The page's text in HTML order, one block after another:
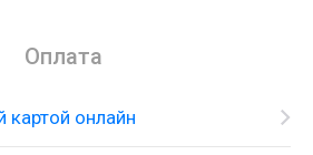
Оплата
картой онлайн